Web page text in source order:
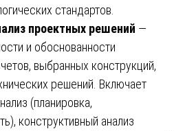
стандартов.
проектных решений —
и обоснованности
выбранных конструкций,
решений. Включает
(планировка,
конструктивный анализ